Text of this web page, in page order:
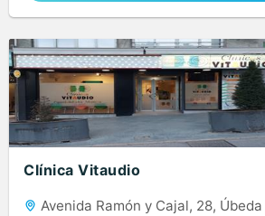
Clínica Vitaudio
Avenida Ramón y Cajal, 28,